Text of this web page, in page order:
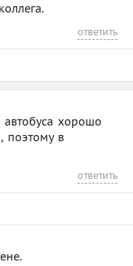
ответить
автобуса хорошо
поэтому в
ответить